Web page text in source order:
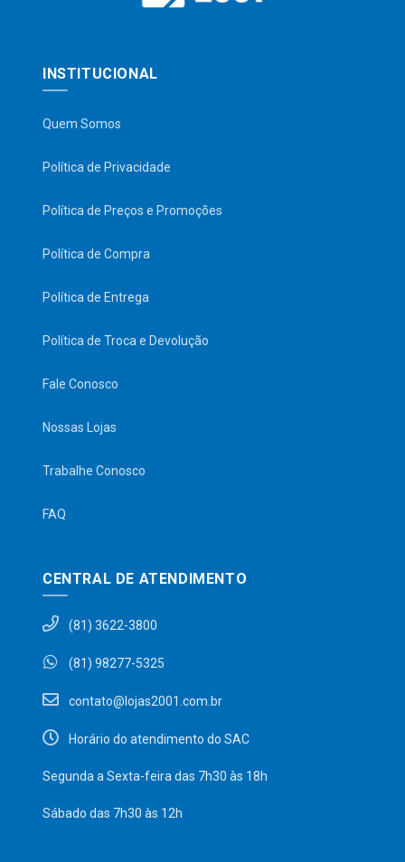
INSTITUCIONAL
Quem Somos
Política de Privacidade
Política de Preços e Promoções
Política de Compra
Política de Entrega
Política de Troca e Devolução
Fale Conosco
Nossas Lojas
Trabalhe Conosco
FAQ
CENTRAL DE ATENDIMENTO
(81) 3622-3800
(81) 98277-5325
contato@lojas2001.com.br
Horário do atendimento do SAC
Segunda a Sexta-feira das 7h30 às 18h
Sábado das 7h30 às 12h